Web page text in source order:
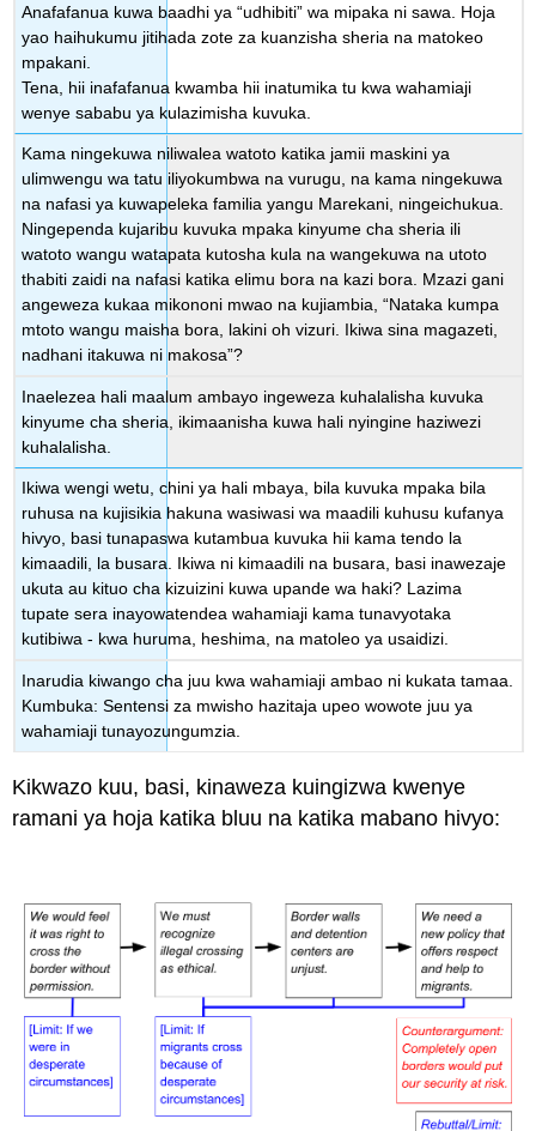
Anafafanua kuwa baadhi ya “udhibiti” wa mipaka ni sawa. Hoja
yao haihukumu jitihada zote za kuanzisha sheria na matokeo
mpakani.
Tena, hii inafafanua kwamba hii inatumika tu kwa wahamiaji
wenye sababu ya kulazimisha kuvuka.
Kama ningekuwa niliwalea watoto katika jamii maskini ya
ulimwengu wa tatu iliyokumbwa na vurugu, na kama ningekuwa
na nafasi ya kuwapeleka familia yangu Marekani, ningeichukua.
Ningependa kujaribu kuvuka mpaka kinyume cha sheria ili
watoto wangu watapata kutosha kula na wangekuwa na utoto
thabiti zaidi na nafasi katika elimu bora na kazi bora. Mzazi gani
angeweza kukaa mikononi mwao na kujiambia, “Nataka kumpa
mtoto wangu maisha bora, lakini oh vizuri. Ikiwa sina magazeti,
nadhani itakuwa ni makosa”?
Inaelezea hali maalum ambayo ingeweza kuhalalisha kuvuka
kinyume cha sheria, ikimaanisha kuwa hali nyingine haziwezi
kuhalalisha.
Ikiwa wengi wetu, chini ya hali mbaya, bila kuvuka mpaka bila
ruhusa na kujisikia hakuna wasiwasi wa maadili kuhusu kufanya
hivyo, basi tunapaswa kutambua kuvuka hii kama tendo la
kimaadili, la busara. Ikiwa ni kimaadili na busara, basi inawezaje
ukuta au kituo cha kizuizini kuwa upande wa haki? Lazima
tupate sera inayowatendea wahamiaji kama tunavyotaka
kutibiwa - kwa huruma, heshima, na matoleo ya usaidizi.
Inarudia kiwango cha juu kwa wahamiaji ambao ni kukata tamaa.
Kumbuka: Sentensi za mwisho hazitaja upeo wowote juu ya
wahamiaji tunayozungumzia.
Kikwazo kuu, basi, kinaweza kuingizwa kwenye
ramani ya hoja katika bluu na katika mabano hivyo: